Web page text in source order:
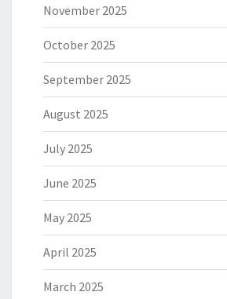
November 2025
October 2025
September 2025
August 2025
July 2025
June 2025
May 2025
April 2025
March 2025